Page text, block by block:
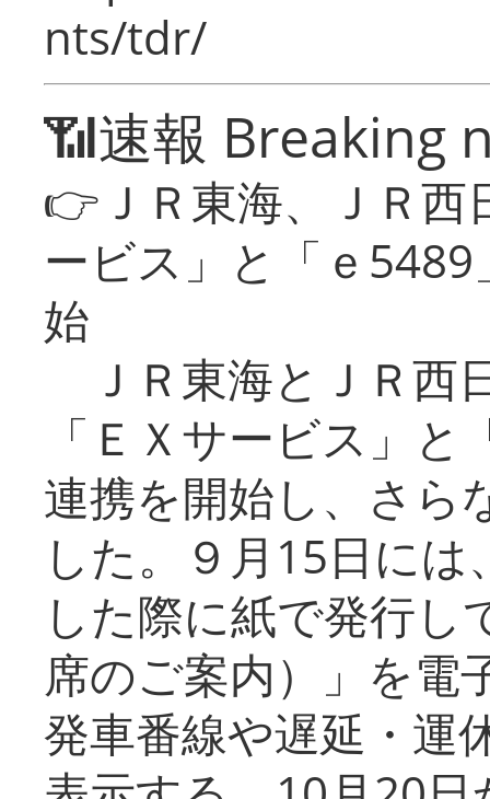
nts/tdr/
📶速報 Breaking
👉ＪＲ東海、ＪＲ
ービス」と「ｅ
始
ＪＲ東海とＪＲ西
「ＥＸサービス」
連携を開始し、さら
した。９月15日に
した際に紙で発行し
席のご案内）」を電
発車番線や遅延・運